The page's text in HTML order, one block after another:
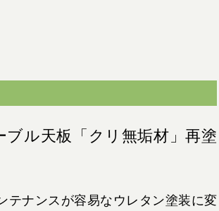
ブル天板「クリ無垢材」再塗
テナンスが容易なウレタン塗装に変